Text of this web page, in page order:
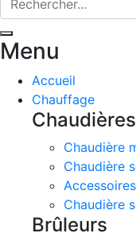
Menu
Accueil
Chauffage
Chaudières
Chaudière
Chaudière
Chaudière
Brûleurs